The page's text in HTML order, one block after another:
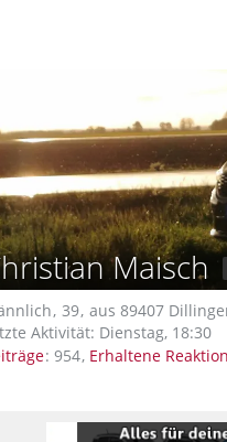
Maisch
39 aus 89407
Aktivität: Dienstag, 18:30
954 Erhaltene